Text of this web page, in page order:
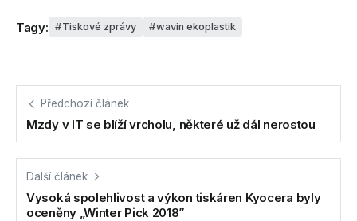
Tagy: Tiskové zprávy wavin ekoplastik
Předchozí článek
Mzdy v IT se blíží vrcholu, některé už dál nerostou
Další článek
Vysoká spolehlivost a výkon tiskáren Kyocera byly
oceněny „Winter Pick 2018”